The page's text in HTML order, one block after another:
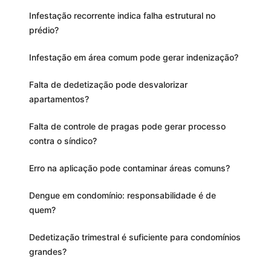
Infestação recorrente indica falha estrutural no
prédio?
Infestação em área comum pode gerar indenização?
Falta de dedetização pode desvalorizar
apartamentos?
Falta de controle de pragas pode gerar processo
contra o síndico?
Erro na aplicação pode contaminar áreas comuns?
Dengue em condomínio: responsabilidade é de
quem?
Dedetização trimestral é suficiente para condomínios
grandes?